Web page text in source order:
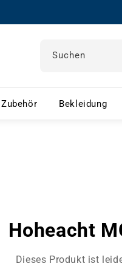
Suchen
öffnen
– Menü öffnen
Zubehör Zubehör – Menü
Bekleidung
Hoheacht
Dieses Produkt ist